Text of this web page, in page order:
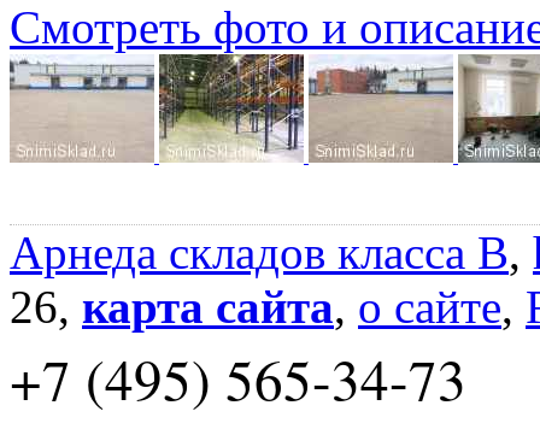
Смотреть фото и
Арнеда складов класса B,
26, карта сайта, о сайте,
+7 (495) 565-34-73